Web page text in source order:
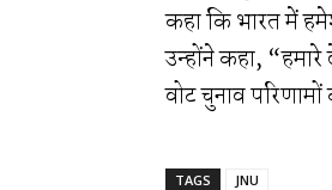
कहा कि भारत में
उन्होंने कहा,
वोट चुनाव
TAGS JNU